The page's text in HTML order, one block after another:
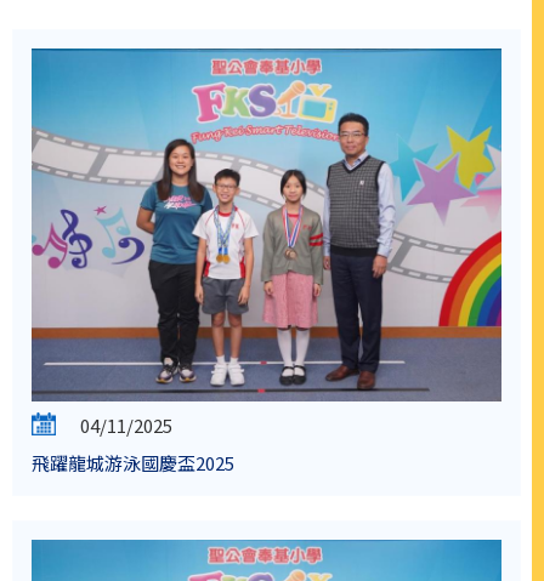
04/11/2025
飛躍龍城游泳國慶盃2025